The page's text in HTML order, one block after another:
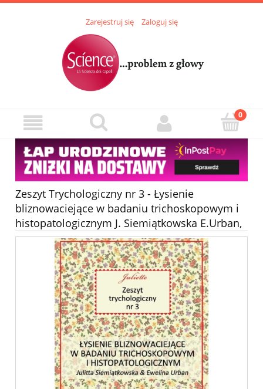
Zarejestruj się Zaloguj się
Zeszyt Trychologiczny nr 3 - Łysienie
bliznowaciejące w badaniu trichoskopowym i
histopatologicznym J. Siemiątkowska E.Urban,